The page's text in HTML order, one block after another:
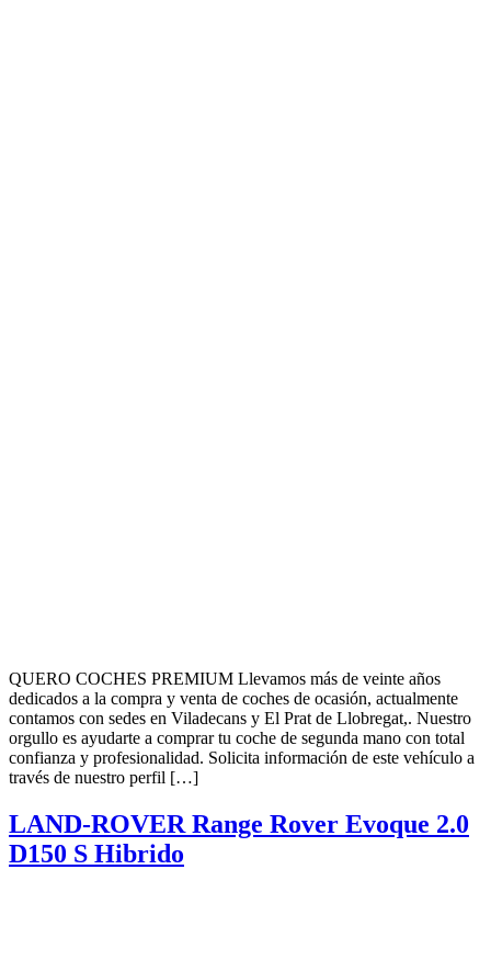
QUERO COCHES PREMIUM Llevamos más de veinte años
dedicados a la compra y venta de coches de ocasión, actualmente
contamos con sedes en Viladecans y El Prat de Llobregat,. Nuestro
orgullo es ayudarte a comprar tu coche de segunda mano con total
confianza y profesionalidad. Solicita información de este vehículo a
través de nuestro perfil […]
LAND-ROVER Range Rover Evoque 2.0
D150 S Hibrido